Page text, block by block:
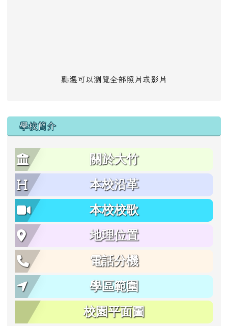
點選可以瀏覽全部照片或影片
學校簡介
關於大竹
本校沿革
本校校歌
地理位置
電話分機
學區範圍
校園平面圖